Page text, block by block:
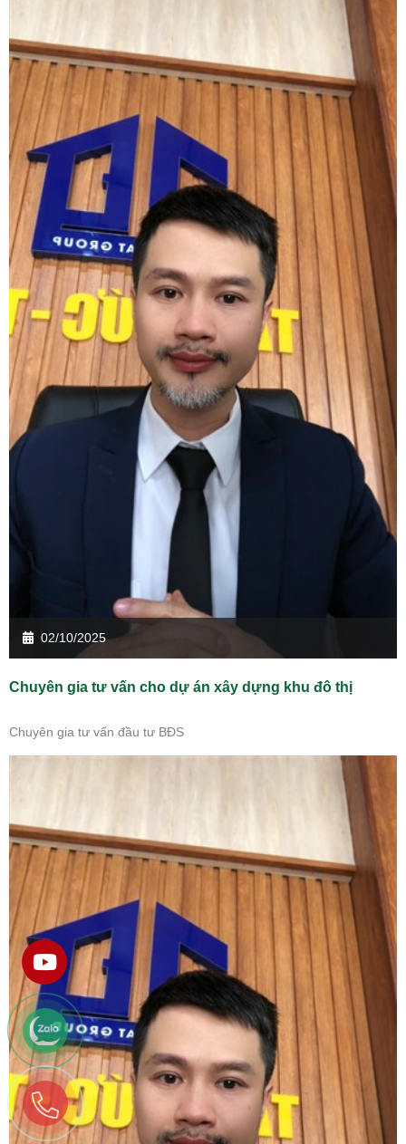
02/10/2025
Chuyên gia tư vấn cho dự án xây dựng khu đô thị
Chuyên gia tư vấn đầu tư BĐS